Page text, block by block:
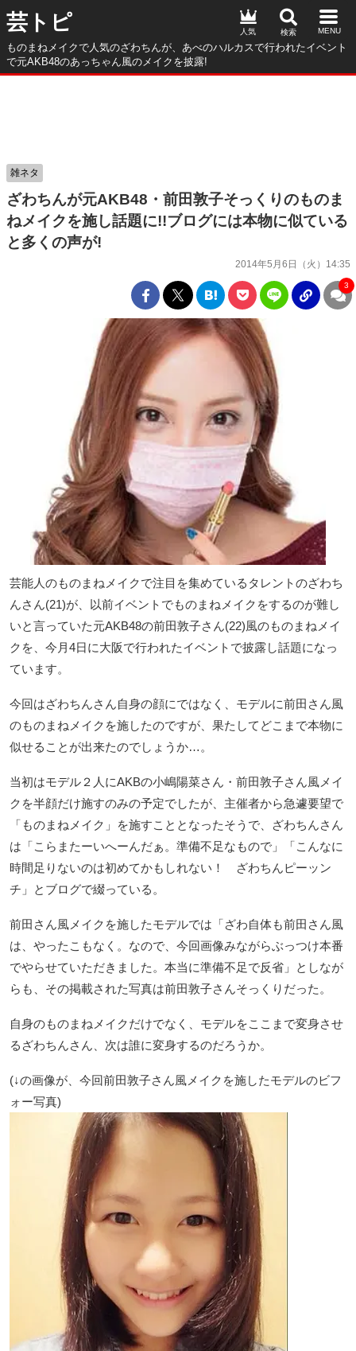
芸トピ
ものまねメイクで人気のざわちんが、あべのハルカスで行われたイベント
で元AKB48のあっちゃん風のメイクを披露!
人気
ざわちんが元AKB48・前田敦子そっくりのものま
ねメイクを施し話題に!!ブログには本物に似ている
と多くの声が!
2014年5月6日（火）14:35
雑ネタ
3
芸能人のものまねメイクで注目を集めているタレントのざわち
んさん(21)が、以前イベントでものまねメイクをするのが難し
いと言っていた元AKB48の前田敦子さん(22)風のものまねメイ
クを、今月4日に大阪で行われたイベントで披露し話題になっ
ています。
今回はざわちんさん自身の顔にではなく、モデルに前田さん風
のものまねメイクを施したのですが、果たしてどこまで本物に
似せることが出来たのでしょうか…。
当初はモデル２人にAKBの小嶋陽菜さん・前田敦子さん風メイ
クを半顔だけ施すのみの予定でしたが、主催者から急遽要望で
「ものまねメイク」を施すこととなったそうで、ざわちんさん
は「こらまたーいへーんだぁ。準備不足なもので」「こんなに
時間足りないのは初めてかもしれない！ ざわちんピーッン
チ」とブログで綴っている。
前田さん風メイクを施したモデルでは「ざわ自体も前田さん風
は、やったこもなく。なので、今回画像みながらぶっつけ本番
でやらせていただきました。本当に準備不足で反省」としなが
らも、その掲載された写真は前田敦子さんそっくりだった。
自身のものまねメイクだけでなく、モデルをここまで変身させ
るざわちんさん、次は誰に変身するのだろうか。
(↓の画像が、今回前田敦子さん風メイクを施したモデルのビフ
ォー写真)